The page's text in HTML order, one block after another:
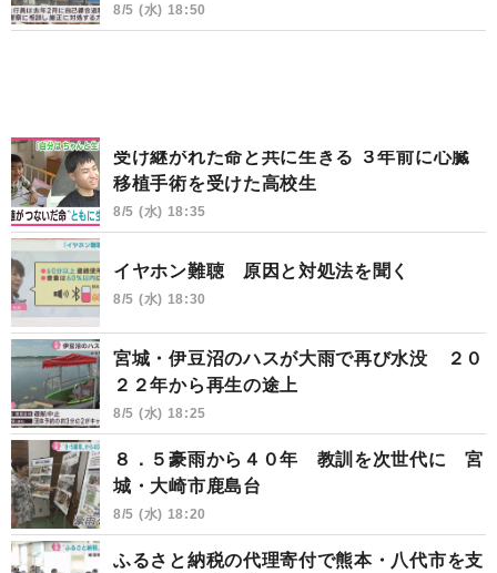
8/5 (水) 18:50
受け継がれた命と共に生きる ３年前に心臓
移植手術を受けた高校生
8/5 (水) 18:35
イヤホン難聴 原因と対処法を聞く
8/5 (水) 18:30
宮城・伊豆沼のハスが大雨で再び水没 ２０
２２年から再生の途上
8/5 (水) 18:25
８．５豪雨から４０年 教訓を次世代に 宮
城・大崎市鹿島台
8/5 (水) 18:20
ふるさと納税の代理寄付で熊本・八代市を支